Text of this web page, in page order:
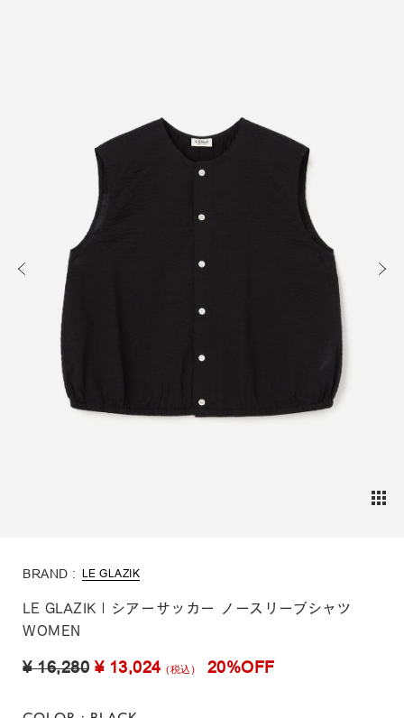
BRAND : LE GLAZIK
LE GLAZIK | シアーサッカー ノースリーブシャツ
WOMEN
¥ 16,280 ¥ 13,024 (税込) 20%OFF